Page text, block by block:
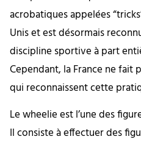
acrobatiques appelées
Unis et est désormais
discipline sportive à part
Cependant, la France ne fait
qui reconnaissent cette
Le wheelie est l’une des
Il consiste à effectuer des